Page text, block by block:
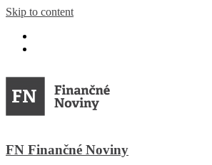
Skip to content
FN Finančné Noviny